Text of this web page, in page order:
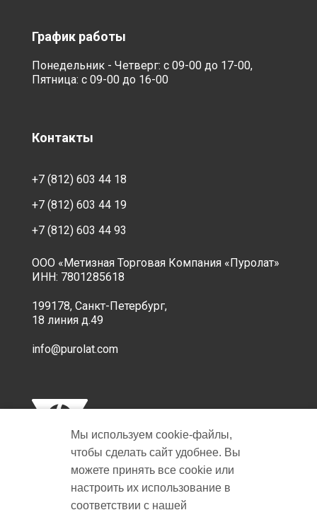
График работы
Понедельник - Четверг: с 09-00 до 17-00,
Пятница: с 09-00 до 16-00
Контакты
+7 (812) 603 44 18
+7 (812) 603 44 19
+7 (812) 603 44 93
ООО «Метизная Торговая Компания «Пуролат»
ИНН: 7801285618
199178, Санкт-Петербург,
18 линия д.49
info@purolat.com
Copyright © 2001-2026 Пуролат.
Мы используем cookie‑файлы,
чтобы сделать сайт удобнее. Вы
можете принять все cookie или
настроить их использование в
соответствии с нашей